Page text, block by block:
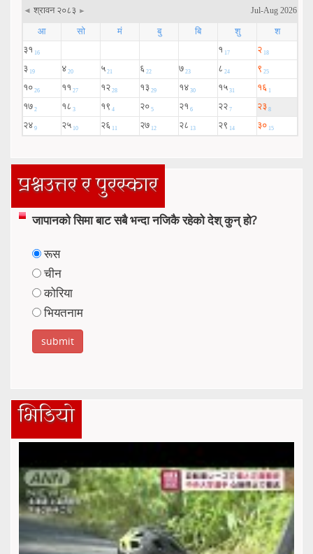
प्रश्नउत्तर र पुरस्कार
जापानको सिमा बाट सबै भन्दा नजिकै रहेको देश् कुन् हो?
रूस
चीन
कोरिया
भियतनाम
भिडियो